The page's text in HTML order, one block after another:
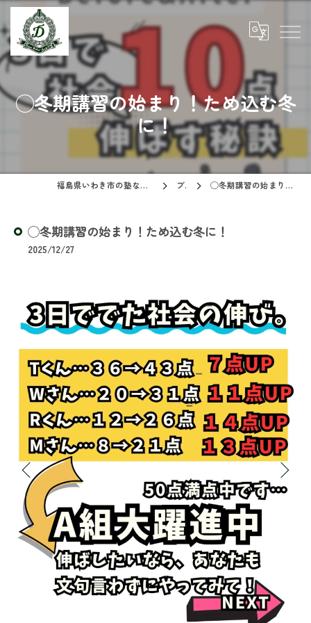
◯冬期講習の始まり！ため込む冬
に！
福島県いわき市の塾ならドリームスクール ブログ ◯冬期講習の始まり！ため込む冬に！
◯冬期講習の始まり！ため込む冬に！
2025/12/27